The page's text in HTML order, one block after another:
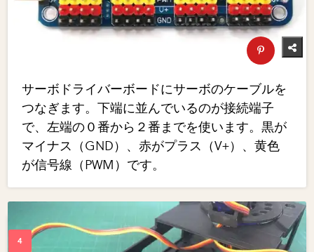
サーボドライバーボードにサーボのケーブルを
つなぎます。下端に並んでいるのが接続端子
で、左端の０番から２番までを使います。黒が
マイナス（GND）、赤がプラス（V+）、黄色
が信号線（PWM）です。